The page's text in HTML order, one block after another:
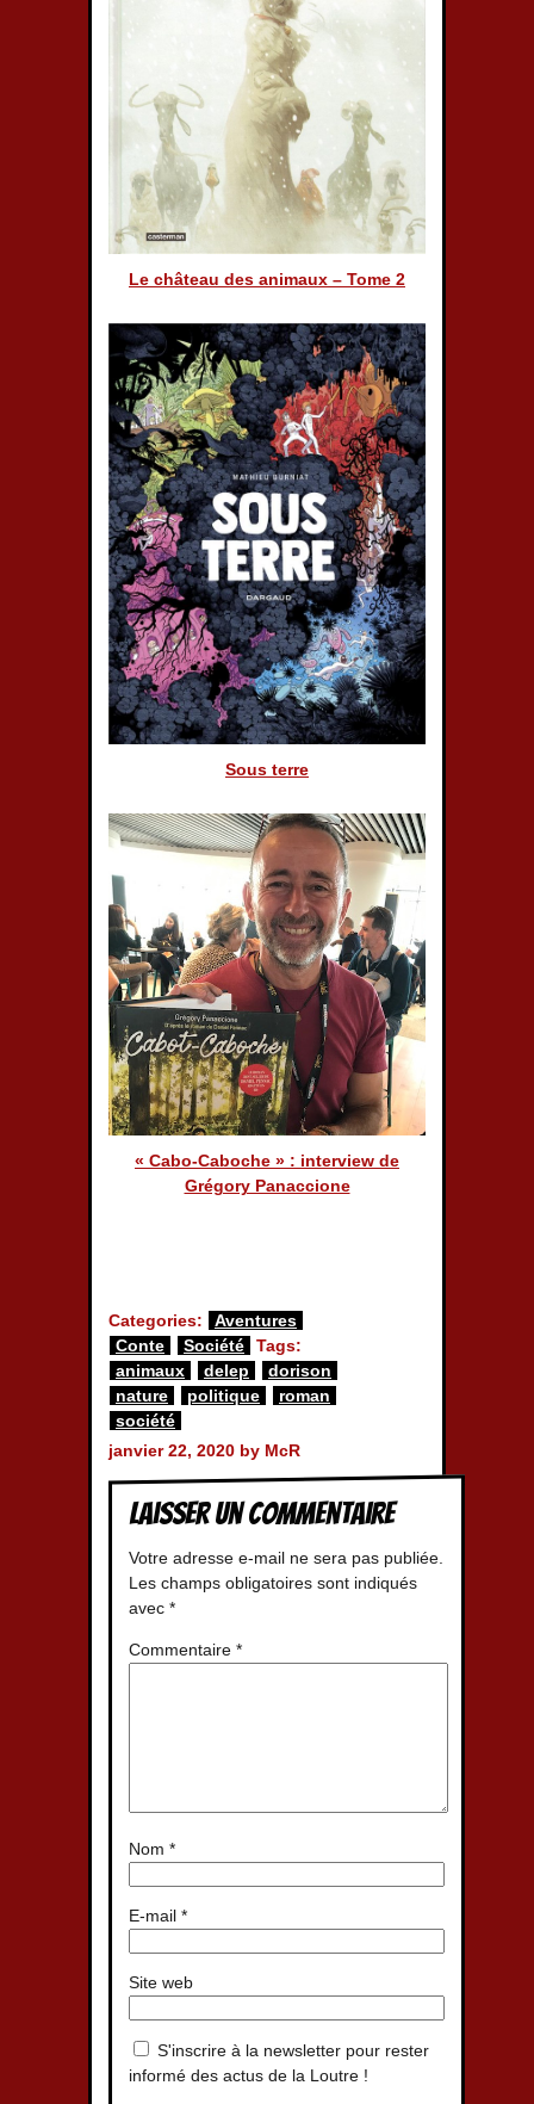
Le château des animaux – Tome 2
Sous terre
« Cabo-Caboche » : interview de
Grégory Panaccione
Categories:
Aventures
Conte
Société
Tags:
animaux
delep
dorison
nature
politique
roman
société
janvier 22, 2020 by McR
Laisser un commentaire
Votre adresse e-mail ne sera pas publiée.
Les champs obligatoires sont indiqués
avec *
Commentaire *
Nom *
E-mail *
Site web
S'inscrire à la newsletter pour rester
informé des actus de la Loutre !